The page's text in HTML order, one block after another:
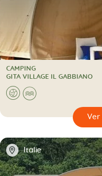
CAMPING
CAMPING
GITA VILLAGE IL GABBIANO
🌍🌊
🔍
📍 Italie